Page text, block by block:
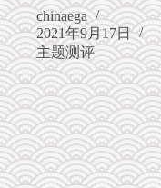
chinaega
2021年9月17日
主题测评